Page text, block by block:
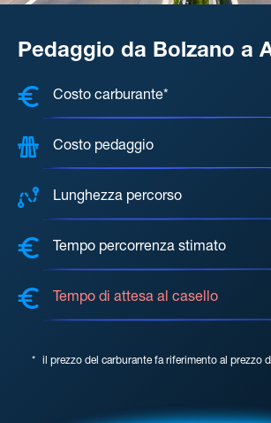
Pedaggio da Bolzano a
COSTI, DISTANZA,
Costo carburante*
Costo pedaggio
Lunghezza percorso
Tempo percorrenza stimato
Tempo di attesa al casello
* il prezzo del carburante fa riferimento al prezzo